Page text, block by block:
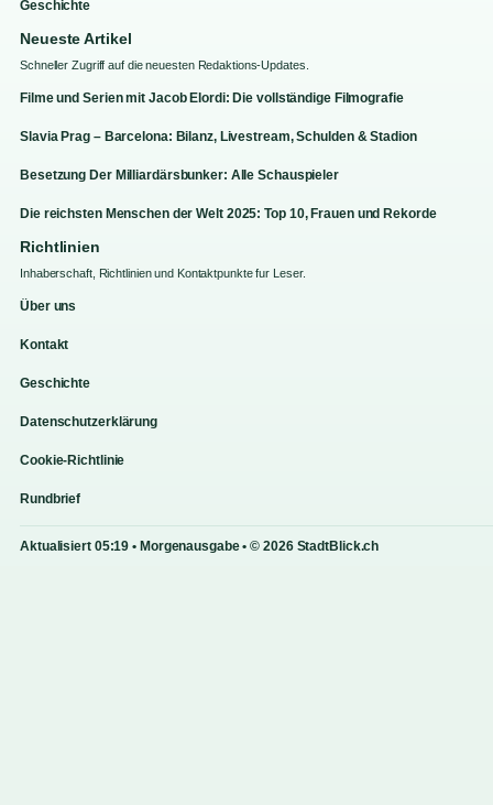
Geschichte
Neueste Artikel
Schneller Zugriff auf die neuesten Redaktions-Updates.
Filme und Serien mit Jacob Elordi: Die vollständige Filmografie
Slavia Prag – Barcelona: Bilanz, Livestream, Schulden & Stadion
Besetzung Der Milliardärsbunker: Alle Schauspieler
Die reichsten Menschen der Welt 2025: Top 10, Frauen und Rekorde
Richtlinien
Inhaberschaft, Richtlinien und Kontaktpunkte fur Leser.
Über uns
Kontakt
Geschichte
Datenschutzerklärung
Cookie-Richtlinie
Rundbrief
Aktualisiert 05:19 • Morgenausgabe • © 2026 StadtBlick.ch